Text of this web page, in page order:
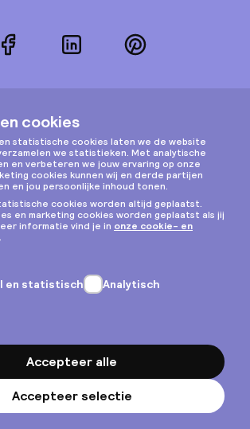
FacebookLinkedInPinterest
Instagram
Privacy & cookies
Algemene voorwaarden